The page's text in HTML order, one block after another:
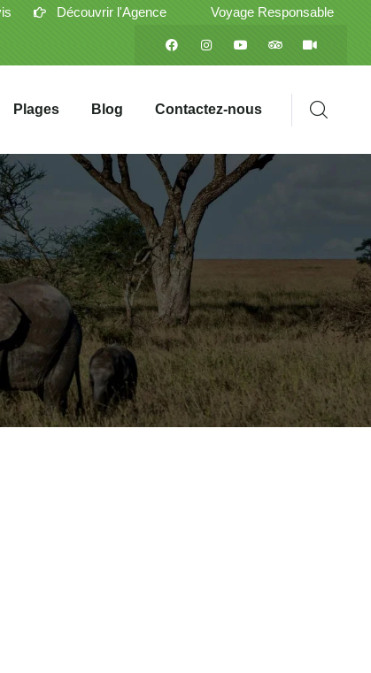
Découvrir l'Agence Voyage Responsable
Plages Blog Contactez-nous